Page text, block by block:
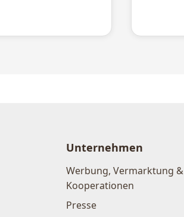
Unternehmen
Werbung, Vermarktung &
Kooperationen
Presse